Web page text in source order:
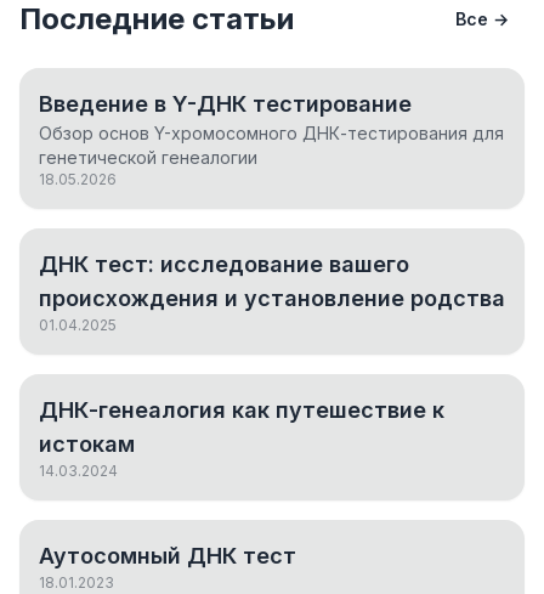
Последние статьи Все →
Введение в Y-ДНК тестирование
Обзор основ Y-хромосомного ДНК-тестирования для
генетической генеалогии
18.05.2026
ДНК тест: исследование вашего
происхождения и установление родства
01.04.2025
ДНК-генеалогия как путешествие к
истокам
14.03.2024
Аутосомный ДНК тест
18.01.2023